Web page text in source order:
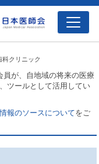
科クリニック
員が、自地域の将来の医療
ツールとして活用してい
報のソースについてをご